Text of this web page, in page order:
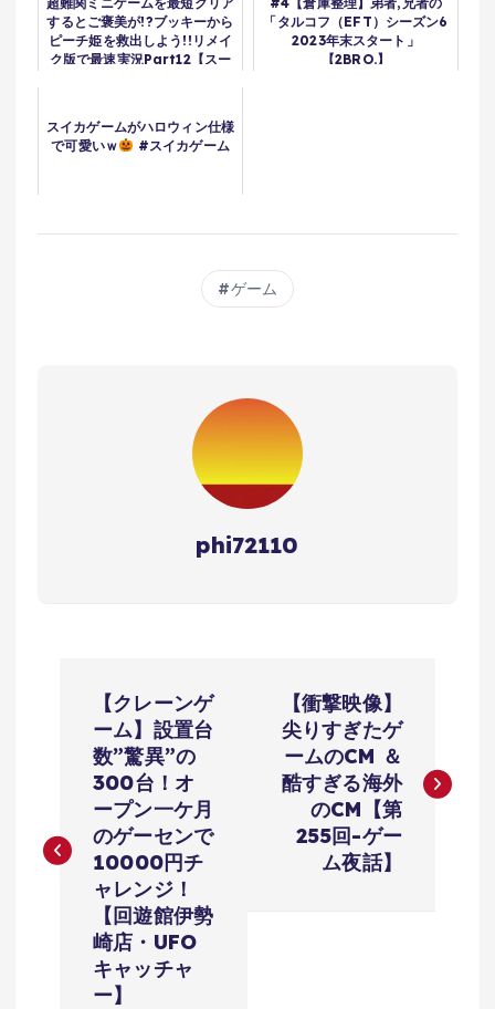
するとご褒美が!?ブッキーから
ピーチ姫を救出しよう!!リメイ
ク版で最速実況Part12【スー
「タルコフ（EFT）シーズン6
2023年末スタート」
【2BRO.】
スイカゲームがハロウィン仕様
で可愛いｗ
#スイカゲーム
ゲーム
phi72110
ビ
【クレーンゲ
ーム】設置台
数”驚異”の
300台！オ
ープン一ケ月
のゲーセンで
10000円チ
ャレンジ！
【回遊館伊勢
崎店・UFO
キャッチャ
ー】
【衝撃映像】
尖りすぎたゲ
ームのCM ＆
酷すぎる海外
のCM【第
255回-ゲー
ム夜話】